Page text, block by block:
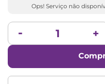
Ops! Serviço não